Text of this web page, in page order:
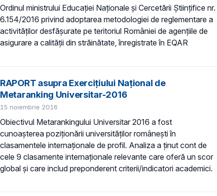
Ordinul ministrului Educației Naționale și Cercetării Științifice nr.
6.154/2016 privind adoptarea metodologiei de reglementare a
activităților desfășurate pe teritoriul României de agențiile de
asigurare a calității din străinătate, înregistrate în EQAR
RAPORT asupra Exercițiului Național de
Metaranking Universitar-2016
15 noiembrie 2016
Obiectivul Metarankingului Universitar 2016 a fost
cunoașterea poziționării universităților românești în
clasamentele internaționale de profil. Analiza a ținut cont de
cele 9 clasamente internaţionale relevante care oferă un scor
global și care includ preponderent criterii/indicatori academici.